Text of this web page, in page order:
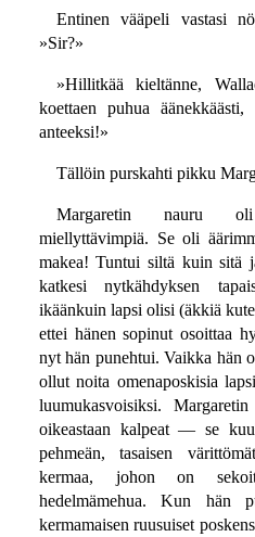
Entinen vääpeli vastasi
»Sir?»
»Hillitkää kieltänne,
koettaen puhua
anteeksi!»
Tällöin purskahti pikku
Margaretin nauru
miellyttävimpiä. Se oli
makea! Tuntui siltä kuin sitä
katkesi nytkähdyksen
ikäänkuin lapsi olisi (äkkiä
ettei hänen sopinut osoittaa
nyt hän punehtui. Vaikka hän
ollut noita omenaposkisia
luumukasvoisiksi.
oikeastaan kalpeat — se
pehmeän, tasaisen
kermaa, johon on
hedelmämehua. Kun hän
kermamaisen ruusuiset